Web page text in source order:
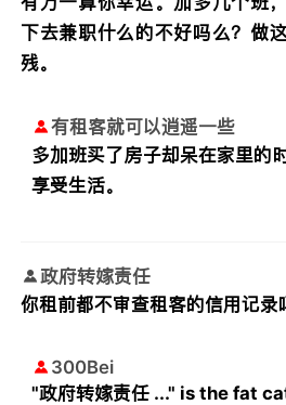
下去兼职什么的不好吗么？做
残。
有租客就可以逍遥一些
多加班买了房子却呆在家里的
享受生活。
政府转嫁责任
你租前都不审查租客的信用记录
300Bei
"政府转嫁责任 ..." is the fat